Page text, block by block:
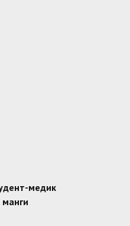
медик